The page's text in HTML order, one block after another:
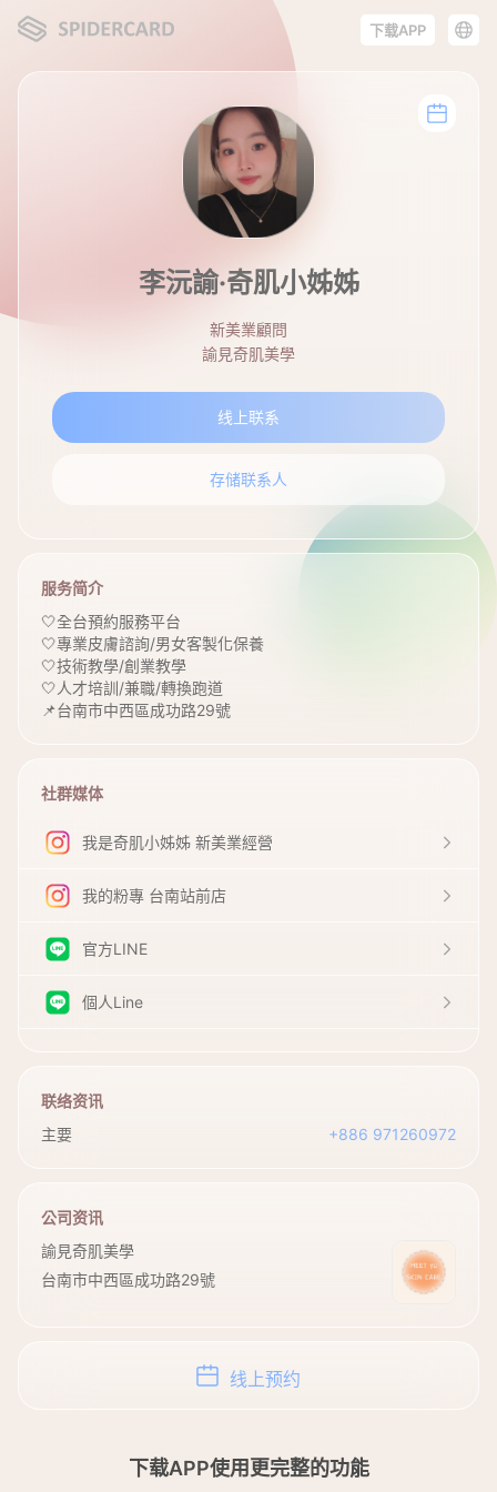
下载APP
李沅諭·奇肌小姊姊
新美業顧問
諭見奇肌美學
线上联系
存储联系人
服务简介
🤍全台預約服務平台
🤍專業皮膚諮詢/男女客製化保養
🤍技術教學/創業教學
🤍人才培訓/兼職/轉換跑道
📌台南市中西區成功路29號
社群媒体
我是奇肌小姊姊 新美業經營
我的粉專 台南站前店
官方LINE
個人Line
联络资讯
主要
+886 971260972
公司资讯
諭見奇肌美學
台南市中西區成功路29號
线上预约
下载APP使用更完整的功能